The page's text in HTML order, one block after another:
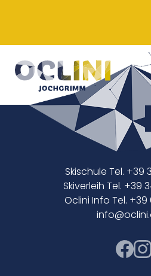
Skischule Tel. +39
Skiverleih Tel. +39
Oclini Info Tel. +39